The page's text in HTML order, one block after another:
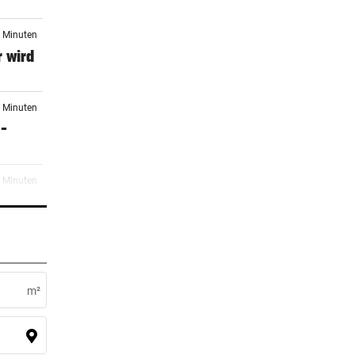
Minuten
wird
Minuten
Minuten
Minuten
m²